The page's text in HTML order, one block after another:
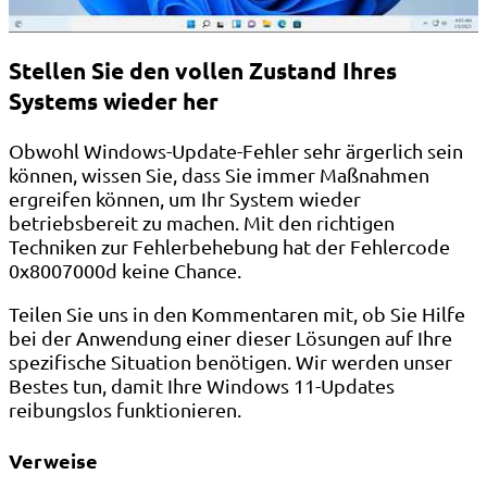
Stellen Sie den vollen Zustand Ihres
Systems wieder her
Obwohl Windows-Update-Fehler sehr ärgerlich sein
können, wissen Sie, dass Sie immer Maßnahmen
ergreifen können, um Ihr System wieder
betriebsbereit zu machen. Mit den richtigen
Techniken zur Fehlerbehebung hat der Fehlercode
0x8007000d keine Chance.
Teilen Sie uns in den Kommentaren mit, ob Sie Hilfe
bei der Anwendung einer dieser Lösungen auf Ihre
spezifische Situation benötigen. Wir werden unser
Bestes tun, damit Ihre Windows 11-Updates
reibungslos funktionieren.
Verweise